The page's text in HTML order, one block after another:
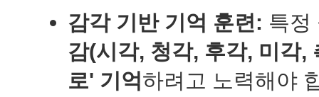
감각 기반 기억 훈련: 특정
감(시각, 청각, 후각, 미각,
로' 기억하려고 노력해야